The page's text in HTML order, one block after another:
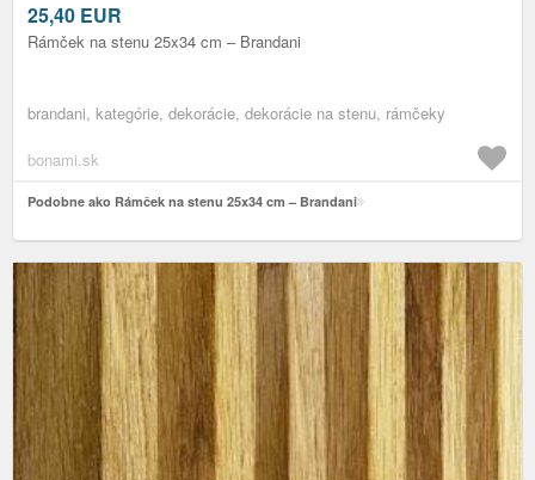
25,40 EUR
Rámček na stenu 25x34 cm – Brandani
brandani, kategórie, dekorácie, dekorácie na stenu, rámčeky
bonami.sk
Podobne ako Rámček na stenu 25x34 cm – Brandani